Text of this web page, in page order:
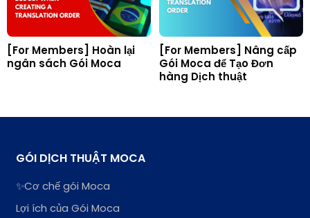
[For Members] Hoàn lại
ngân sách Gói Moca
[For Members] Nâng cấp
Gói Moca để Tạo Đơn
hàng Dịch thuật
GÓI DỊCH THUẬT MOCA
✨Cơ chế gói Moca
Lợi ích của Gói Moca